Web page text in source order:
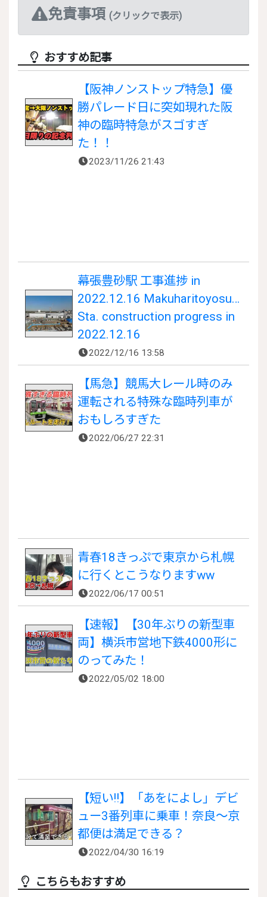
免責事項 (クリックで表示)
おすすめ記事
【阪神ノンストップ特急】優
勝パレード日に突如現れた阪
神の臨時特急がスゴすぎ
た！！
2023/11/26 21:43
幕張豊砂駅 工事進捗 in
2022.12.16 Makuharitoyosuna
Sta. construction progress in
2022.12.16
2022/12/16 13:58
【馬急】競馬大レール時のみ
運転される特殊な臨時列車が
おもしろすぎた
2022/06/27 22:31
青春18きっぷで東京から札幌
に行くとこうなりますww
2022/06/17 00:51
【速報】【30年ぶりの新型車
両】横浜市営地下鉄4000形に
のってみた！
2022/05/02 18:00
【短い!!】「あをによし」デビ
ュー3番列車に乗車！奈良〜京
都便は満足できる？
2022/04/30 16:19
こちらもおすすめ